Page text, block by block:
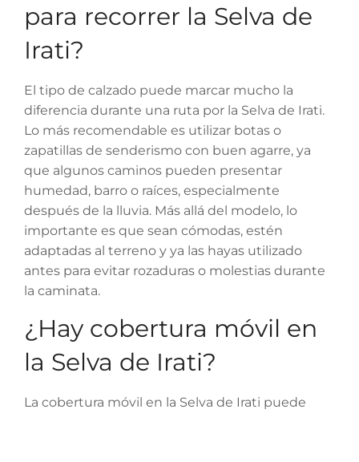
para recorrer la Selva de
Irati?
El tipo de calzado puede marcar mucho la
diferencia durante una ruta por la Selva de Irati.
Lo más recomendable es utilizar botas o
zapatillas de senderismo con buen agarre, ya
que algunos caminos pueden presentar
humedad, barro o raíces, especialmente
después de la lluvia. Más allá del modelo, lo
importante es que sean cómodas, estén
adaptadas al terreno y ya las hayas utilizado
antes para evitar rozaduras o molestias durante
la caminata.
¿Hay cobertura móvil en
la Selva de Irati?
La cobertura móvil en la Selva de Irati puede